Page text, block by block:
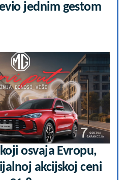
jednim gestom
osvaja Evropu,
akcijskoj ceni